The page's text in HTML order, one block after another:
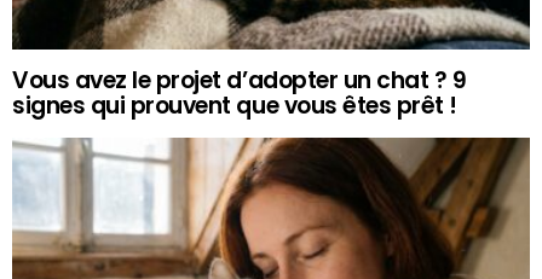
Vous avez le projet d’adopter un chat ? 9
signes qui prouvent que vous êtes prêt !